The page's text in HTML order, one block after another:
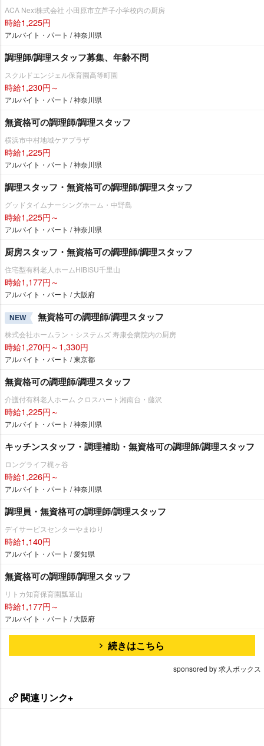
ACA Next株式会社 小田原市立芦子小学校内の厨房
時給1,225円
アルバイト・パート / 神奈川県
調理師/調理スタッフ募集、年齢不問
スクルドエンジェル保育園高等町園
時給1,230円～
アルバイト・パート / 神奈川県
無資格可の調理師/調理スタッフ
横浜市中村地域ケアプラザ
時給1,225円
アルバイト・パート / 神奈川県
調理スタッフ・無資格可の調理師/調理スタッフ
グッドタイムナーシングホーム・中野島
時給1,225円～
アルバイト・パート / 神奈川県
厨房スタッフ・無資格可の調理師/調理スタッフ
住宅型有料老人ホームHIBISU千里山
時給1,177円～
アルバイト・パート / 大阪府
NEW 無資格可の調理師/調理スタッフ
株式会社ホームラン・システムズ 寿康会病院内の厨房
時給1,270円～1,330円
アルバイト・パート / 東京都
無資格可の調理師/調理スタッフ
介護付有料老人ホーム クロスハート湘南台・藤沢
時給1,225円～
アルバイト・パート / 神奈川県
キッチンスタッフ・調理補助・無資格可の調理師/調理スタッフ
ロングライフ梶ヶ谷
時給1,226円～
アルバイト・パート / 神奈川県
調理員・無資格可の調理師/調理スタッフ
デイサービスセンターやまゆり
時給1,140円
アルバイト・パート / 愛知県
無資格可の調理師/調理スタッフ
リトカ知育保育園瓢箪山
時給1,177円～
アルバイト・パート / 大阪府
続きはこちら
sponsored by 求人ボックス
関連リンク+